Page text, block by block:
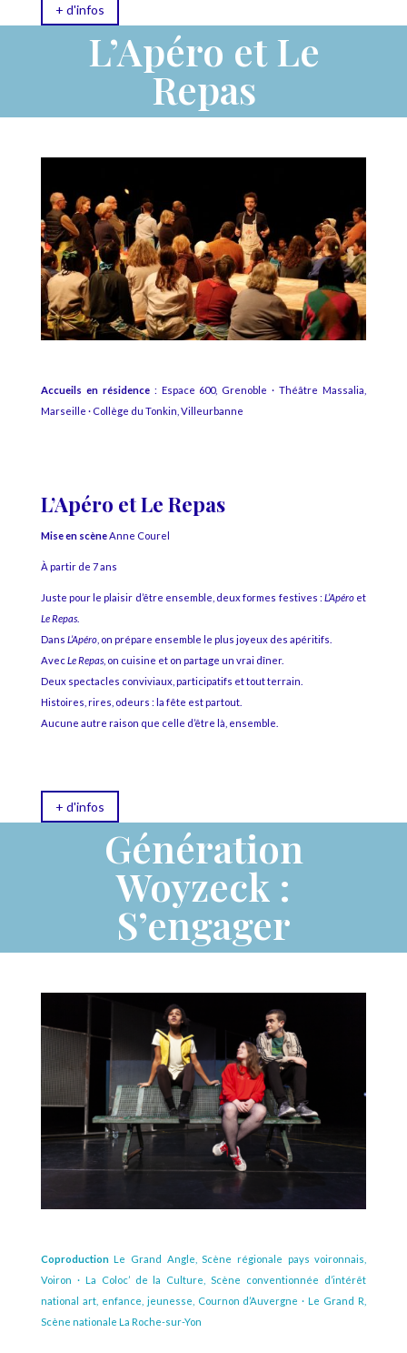
+ d'infos
L’Apéro et Le
Repas
Accueils en résidence: Espace 600, Grenoble · Théâtre Massalia,
Marseille · Collège du Tonkin, Villeurbanne
L’Apéro et Le Repas
Mise en scèneAnne Courel
À partir de 7 ans
Juste pour le plaisir d’être ensemble, deux formes festives : L’Apéroet
Le Repas.
Dans L’Apéro, on prépare ensemble le plus joyeux des apéritifs.
AvecLe Repas, on cuisine et on partage un vrai dîner.
Deux spectacles conviviaux, participatifs et tout terrain.
Histoires, rires, odeurs : la fête est partout.
Aucune autre raison que celle d’être là, ensemble.
+ d'infos
Génération
Woyzeck :
S’engager
CoproductionLe Grand Angle, Scène régionale pays voironnais,
Voiron · La Coloc’ de la Culture, Scène conventionnée d’intérêt
national art, enfance, jeunesse, Cournon d’Auvergne · Le Grand R,
Scène nationale La Roche-sur-Yon